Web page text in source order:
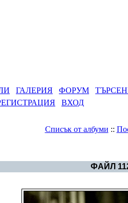
ГАЛЕРИЯ ФОРУМ
ВХОД
Списък от албуми ::
ФАЙЛ